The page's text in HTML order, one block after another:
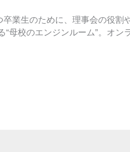
業生のために、理事会の役割
母校のエンジンルーム”。オン